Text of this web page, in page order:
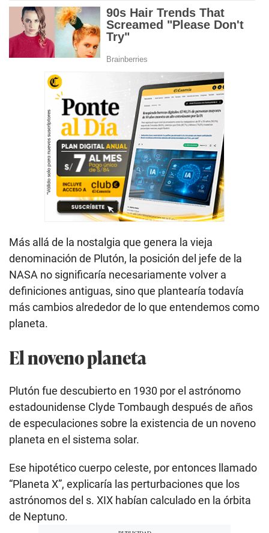
Más allá de la nostalgia que genera la vieja
denominación de Plutón, la posición del jefe de la
NASA no significaría necesariamente volver a
definiciones antiguas, sino que plantearía todavía
más cambios alrededor de lo que entendemos como
planeta.
El noveno planeta
Plutón fue descubierto en 1930 por el astrónomo
estadounidense Clyde Tombaugh después de años
de especulaciones sobre la existencia de un noveno
planeta en el sistema solar.
Ese hipotético cuerpo celeste, por entonces llamado
“Planeta X”, explicaría las perturbaciones que los
astrónomos del s. XIX habían calculado en la órbita
de Neptuno.